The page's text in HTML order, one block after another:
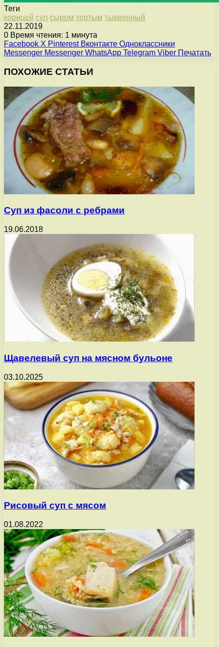
Теги
корицей суп сыром тертым тыквенный
22.11.2019
0 Время чтения: 1 минута
Facebook X Pinterest Вконтакте Одноклассники
Messenger Messenger WhatsApp Telegram Viber Печатать
ПОХОЖИЕ СТАТЬИ
Суп из фасоли с ребрами
19.06.2018
Щавелевый суп на мясном бульоне
03.10.2025
Рисовый суп с мясом
01.08.2022